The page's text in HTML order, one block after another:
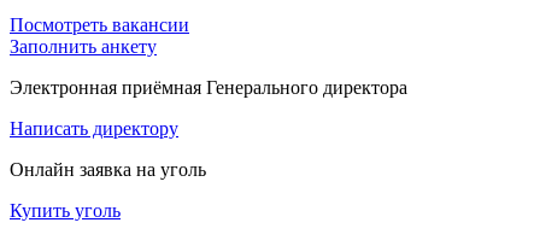
Посмотреть вакансии
Заполнить анкету
Электронная приёмная Генерального директора
Написать директору
Онлайн заявка на уголь
Купить уголь